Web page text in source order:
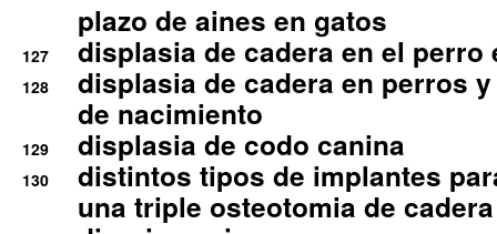
plazo de aines en gatos
127 displasia de cadera en el perro
128
displasia de cadera en perros
de nacimiento
129 displasia de codo canina
130
distintos tipos de implantes
una triple osteotomia de cadera